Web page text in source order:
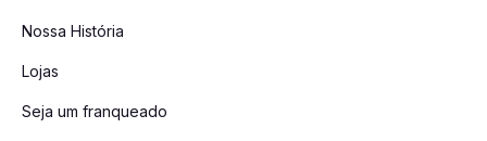
Nossa História
Lojas
Seja um franqueado